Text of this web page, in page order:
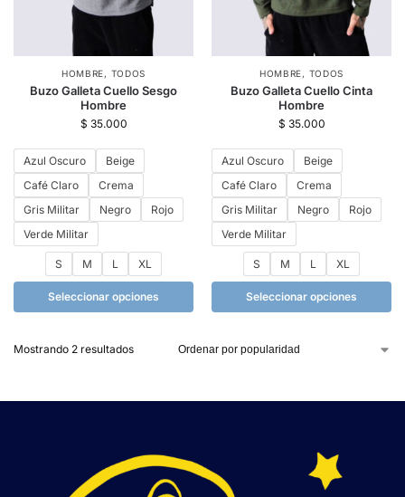
HOMBRE, TODOS
Buzo Galleta Cuello Sesgo
Hombre
$ 35.000
Azul Oscuro
Beige
Café Claro
Crema
Gris Militar
Negro
Rojo
Verde Militar
S M L XL
Seleccionar opciones
HOMBRE, TODOS
Buzo Galleta Cuello Cinta
Hombre
$ 35.000
Azul Oscuro
Beige
Café Claro
Crema
Gris Militar
Negro
Rojo
Verde Militar
S M L XL
Seleccionar opciones
Mostrando 2 resultados